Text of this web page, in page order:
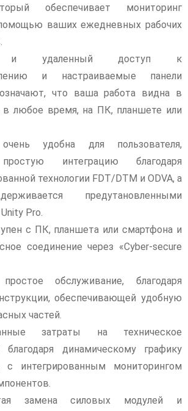
обеспечивает мониторинг
ваших ежедневных рабочих
и удаленный доступ к
и настраиваемые панели
что ваша работа видна в
любое время, на ПК, планшете или
удобна для пользователя,
интеграцию благодаря
технологии FDT/DTM и ODVA, а
предутановленными
Pro.
с ПК, планшета или смартфона и
соединение через «Cyber-secure
обслуживание, благодаря
обеспечивающей удобную
частей.
затраты на техническое
благодаря динамическому графику
с интегрированным мониторингом
замена силовых модулей и